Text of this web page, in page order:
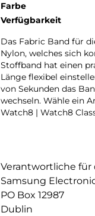
Farbe
Verfügbarkeit
Das Fabric Band für
Nylon, welches sich
Stoffband hat einen
Länge flexibel
von Sekunden das
wechseln. Wähle ein
Watch8 | Watch8
Verantwortliche für
Samsung
PO Box 12987
Dublin